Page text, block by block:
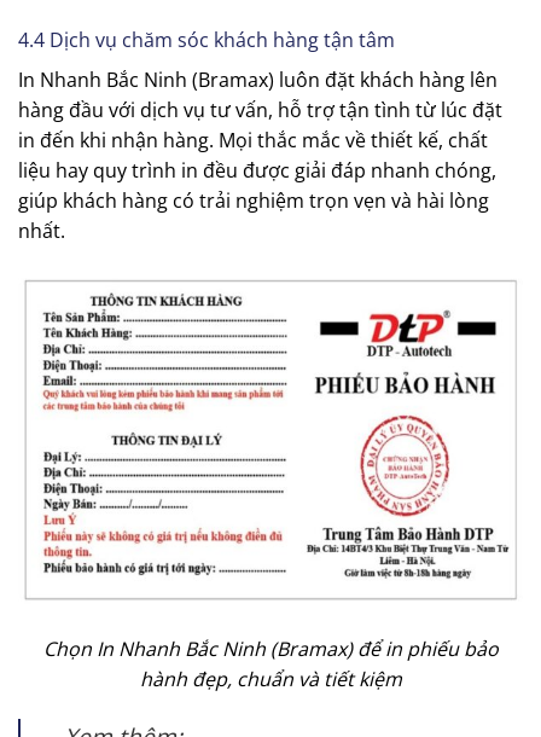
4.4 Dịch vụ chăm sóc khách hàng tận tâm
In Nhanh Bắc Ninh (Bramax) luôn đặt khách hàng lên
hàng đầu với dịch vụ tư vấn, hỗ trợ tận tình từ lúc đặt
in đến khi nhận hàng. Mọi thắc mắc về thiết kế, chất
liệu hay quy trình in đều được giải đáp nhanh chóng,
giúp khách hàng có trải nghiệm trọn vẹn và hài lòng
nhất.
Chọn In Nhanh Bắc Ninh (Bramax) để in phiếu bảo
hành đẹp, chuẩn và tiết kiệm